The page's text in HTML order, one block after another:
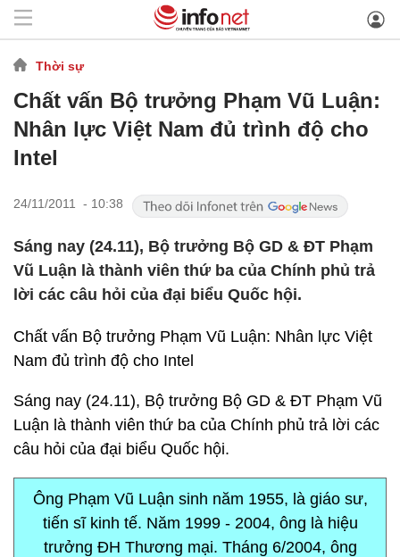
Thời sự
Chất vấn Bộ trưởng Phạm Vũ Luận:
Nhân lực Việt Nam đủ trình độ cho
Intel
24/11/2011 - 10:38
Sáng nay (24.11), Bộ trưởng Bộ GD & ĐT Phạm
Vũ Luận là thành viên thứ ba của Chính phủ trả
lời các câu hỏi của đại biểu Quốc hội.
Chất vấn Bộ trưởng Phạm Vũ Luận: Nhân lực Việt
Nam đủ trình độ cho Intel
Sáng nay (24.11), Bộ trưởng Bộ GD & ĐT Phạm Vũ
Luận là thành viên thứ ba của Chính phủ trả lời các
câu hỏi của đại biểu Quốc hội.
Ông Phạm Vũ Luận sinh năm 1955, là giáo sư,
tiến sĩ kinh tế. Năm 1999 - 2004, ông là hiệu
trưởng ĐH Thương mại. Tháng 6/2004, ông